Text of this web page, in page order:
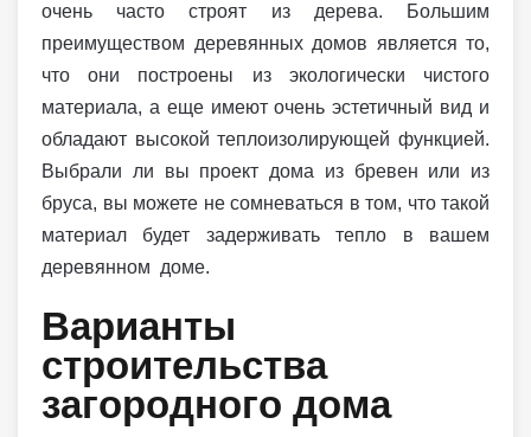
очень часто строят из дерева. Большим
преимуществом деревянных домов является то,
что они построены из экологически чистого
материала, а еще имеют очень эстетичный вид и
обладают высокой теплоизолирующей функцией.
Выбрали ли вы проект дома из бревен или из
бруса, вы можете не сомневаться в том, что такой
материал будет задерживать тепло в вашем
деревянном доме.
Варианты
строительства
загородного дома